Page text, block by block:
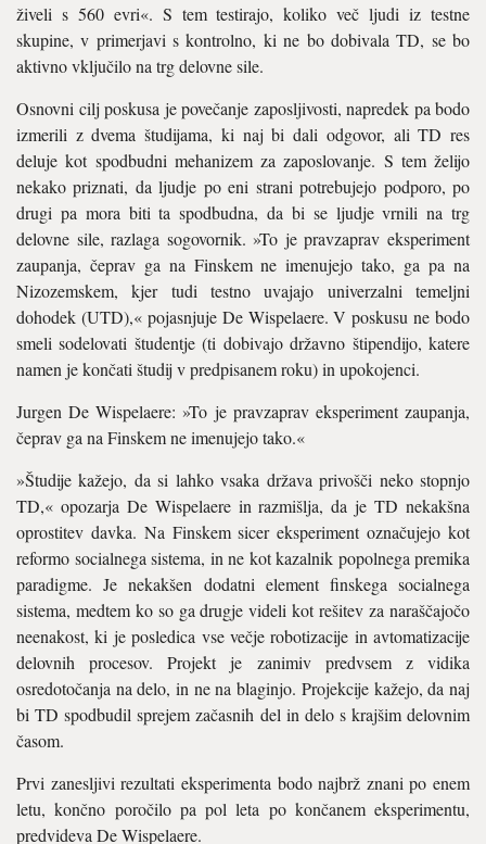
živeli s 560 evri«. S tem testirajo, koliko več ljudi iz testne
skupine, v primerjavi s kontrolno, ki ne bo dobivala TD, se bo
aktivno vključilo na trg delovne sile.
Osnovni cilj poskusa je povečanje zaposljivosti, napredek pa bodo
izmerili z dvema študijama, ki naj bi dali odgovor, ali TD res
deluje kot spodbudni mehanizem za zaposlovanje. S tem želijo
nekako priznati, da ljudje po eni strani potrebujejo podporo, po
drugi pa mora biti ta spodbudna, da bi se ljudje vrnili na trg
delovne sile, razlaga sogovornik. »To je pravzaprav eksperiment
zaupanja, čeprav ga na Finskem ne imenujejo tako, ga pa na
Nizozemskem, kjer tudi testno uvajajo univerzalni temeljni
dohodek (UTD),« pojasnjuje De Wispelaere. V poskusu ne bodo
smeli sodelovati študentje (ti dobivajo državno štipendijo, katere
namen je končati študij v predpisanem roku) in upokojenci.
Jurgen De Wispelaere: »To je pravzaprav eksperiment zaupanja,
čeprav ga na Finskem ne imenujejo tako.«
»Študije kažejo, da si lahko vsaka država privošči neko stopnjo
TD,« opozarja De Wispelaere in razmišlja, da je TD nekakšna
oprostitev davka. Na Finskem sicer eksperiment označujejo kot
reformo socialnega sistema, in ne kot kazalnik popolnega premika
paradigme. Je nekakšen dodatni element finskega socialnega
sistema, medtem ko so ga drugje videli kot rešitev za naraščajočo
neenakost, ki je posledica vse večje robotizacije in avtomatizacije
delovnih procesov. Projekt je zanimiv predvsem z vidika
osredotočanja na delo, in ne na blaginjo. Projekcije kažejo, da naj
bi TD spodbudil sprejem začasnih del in delo s krajšim delovnim
časom.
Prvi zanesljivi rezultati eksperimenta bodo najbrž znani po enem
letu, končno poročilo pa pol leta po končanem eksperimentu,
predvideva De Wispelaere.